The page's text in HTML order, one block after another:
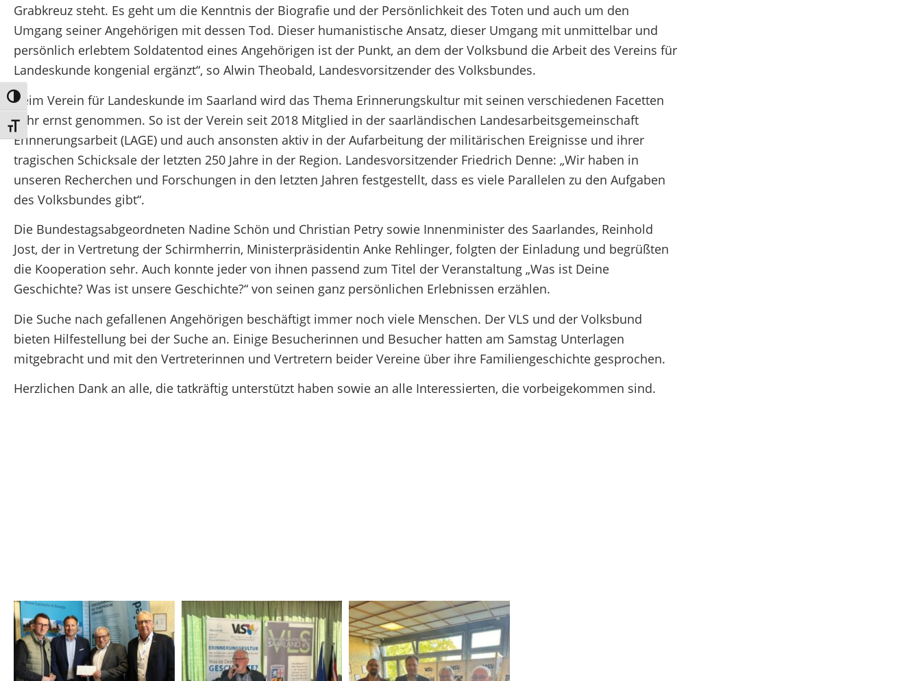
Umschalten auf hohe Kontraste
Schrift vergrößern
Grabkreuz steht. Es geht um die Kenntnis der Biografie und der Persönlichkeit des Toten und auch um den
Umgang seiner Angehörigen mit dessen Tod. Dieser humanistische Ansatz, dieser Umgang mit unmittelbar und
persönlich erlebtem Soldatentod eines Angehörigen ist der Punkt, an dem der Volksbund die Arbeit des Vereins für
Landeskunde kongenial ergänzt“, so Alwin Theobald, Landesvorsitzender des Volksbundes.
Beim Verein für Landeskunde im Saarland wird das Thema Erinnerungskultur mit seinen verschiedenen Facetten
sehr ernst genommen. So ist der Verein seit 2018 Mitglied in der saarländischen Landesarbeitsgemeinschaft
Erinnerungsarbeit (LAGE) und auch ansonsten aktiv in der Aufarbeitung der militärischen Ereignisse und ihrer
tragischen Schicksale der letzten 250 Jahre in der Region. Landesvorsitzender Friedrich Denne: „Wir haben in
unseren Recherchen und Forschungen in den letzten Jahren festgestellt, dass es viele Parallelen zu den Aufgaben
des Volksbundes gibt“.
Die Bundestagsabgeordneten Nadine Schön und Christian Petry sowie Innenminister des Saarlandes, Reinhold
Jost, der in Vertretung der Schirmherrin, Ministerpräsidentin Anke Rehlinger, folgten der Einladung und begrüßten
die Kooperation sehr. Auch konnte jeder von ihnen passend zum Titel der Veranstaltung „Was ist Deine
Geschichte? Was ist unsere Geschichte?“ von seinen ganz persönlichen Erlebnissen erzählen.
Die Suche nach gefallenen Angehörigen beschäftigt immer noch viele Menschen. Der VLS und der Volksbund
bieten Hilfestellung bei der Suche an. Einige Besucherinnen und Besucher hatten am Samstag Unterlagen
mitgebracht und mit den Vertreterinnen und Vertretern beider Vereine über ihre Familiengeschichte gesprochen.
Herzlichen Dank an alle, die tatkräftig unterstützt haben sowie an alle Interessierten, die vorbeigekommen sind.